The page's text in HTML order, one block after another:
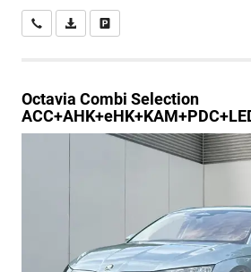
Wir rufen Sie anPDF-Datei, Fahrzeugexposé drucken
Octavia Combi Selection